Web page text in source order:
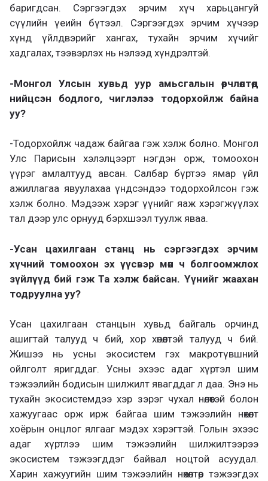
баригдсан. Сэргээгдэх эрчим хүч харьцангуй
сүүлийн үеийн бүтээл. Сэргээгдэх эрчим хүчээр
хүнд үйлдвэрийг хангах, тухайн эрчим хүчийг
хадгалах, тээвэрлэх нь нэлээд хүндрэлтэй.
-Монгол Улсын хувьд уур амьсгалын өөрчлөлтөд
нийцсэн бодлого, чиглэлээ тодорхойлж байна
уу?
-Тодорхойлж чадаж байгаа гэж хэлж болно. Монгол
Улс Парисын хэлэлцээрт нэгдэн орж, томоохон
үүрэг амлалтууд авсан. Салбар бүртээ ямар үйл
ажиллагаа явуулахаа үндсэндээ тодорхойлсон гэж
хэлж болно. Мэдээж хэрэг үүнийг яаж хэрэгжүүлэх
тал дээр улс орнууд бэрхшээл туулж яваа.
-Усан цахилгаан станц нь сэргээгдэх эрчим
хүчний томоохон эх үүсвэр мөн ч болгоомжлох
зүйлүүд бий гэж Та хэлж байсан. Үүнийг жаахан
тодруулна уу?
Усан цахилгаан станцын хувьд байгаль орчинд
ашигтай талууд ч бий, хор хөнөөлтэй талууд ч бий.
Жишээ нь усны экосистем гэх макротүвшний
ойлголт яригддаг. Усны эхээс адаг хүртэл шим
тэжээлийн бодисын шилжилт явагддаг л даа. Энэ нь
тухайн экосистемдээ хэр зэрэг чухал нөлөөтэй болон
хажуугаас орж ирж байгаа шим тэжээлийн нөхөлт
хоёрын онцлог ялгааг мэдэх хэрэгтэй. Голын эхээс
адаг хүртлээ шим тэжээлийн шилжилтээрээ
экосистем тэжээгддэг байвал ноцтой асуудал.
Харин хажуугийн шим тэжээлийн нөхөлтөөр тэжээгдэх